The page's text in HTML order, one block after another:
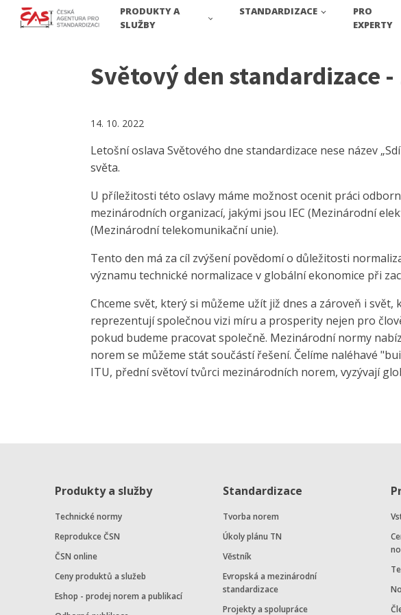
PRODUKTY A
SLUŽBY
STANDARDIZACE
PRO
EXPERTY
Světový den standardizace -
14. 10. 2022
Letošní oslava Světového dne standardizace nese název
světa.
U příležitosti této oslavy máme možnost ocenit práci
mezinárodních organizací, jakými jsou IEC (Mezinárodní
(Mezinárodní telekomunikační unie).
Tento den má za cíl zvýšení povědomí o důležitosti
významu technické normalizace v globální ekonomice při
Chceme svět, který si můžeme užít již dnes a zároveň i
reprezentují společnou vizi míru a prosperity nejen pro
pokud budeme pracovat společně. Mezinárodní normy
norem se můžeme stát součástí řešení. Čelíme naléhavé
ITU, přední světoví tvůrci mezinárodních norem, vyzývají
Produkty a služby
Technické normy
Reprodukce ČSN
ČSN online
Ceny produktů a služeb
Eshop - prodej norem a publikací
Standardizace
Tvorba norem
Úkoly plánu TN
Věstník
Evropská a mezinárodní
standardizace
Projekty a spolupráce